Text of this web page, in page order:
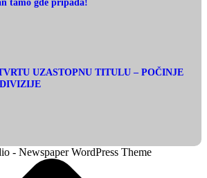
UZASTOPNU TITULU – POČINJE
- Newspaper WordPress Theme